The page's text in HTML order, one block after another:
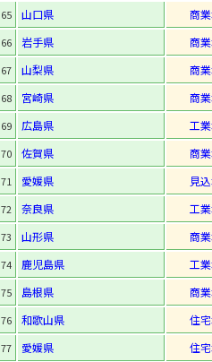
65 山口県 商
66 岩手県 商
67 山梨県 商
68 宮崎県 商
69 広島県 工
70 佐賀県 商
71 愛媛県 見
72 奈良県 工
73 山形県 商
74 鹿児島県 工
75 島根県 商
76 和歌山県 住
77 愛媛県 住